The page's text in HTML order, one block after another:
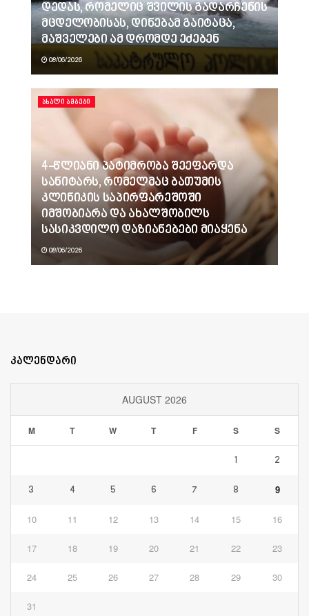
დედას, რომელიც შვილის გადარჩენის
მცდელობისას, დინებამ გაიტაცა,
მაშველები ამ დრომდე ეძებენ
08/06/2026
ᲐᲮᲐᲚᲘ ᲐᲛᲑᲔᲑᲘ
4-წლიანი პატიმრობა შეეფარდა
სანიტარს, რომელმაც ბათუმის
კლინიკის საპირფარეშოში
იმშობიარა და ახალშობილს
სასიკვდილო დაზიანებები მიაყენა
08/06/2026
კალენდარი
AUGUST 2026
M T W T F S S
1 2
3 4 5 6 7 8 9
10 11 12 13 14 15 16
17 18 19 20 21 22 23
24 25 26 27 28 29 30
31